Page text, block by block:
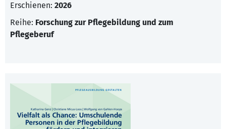
Erschienen: 2026
Reihe: Forschung zur Pflegebildung und zum
Pflegeberuf